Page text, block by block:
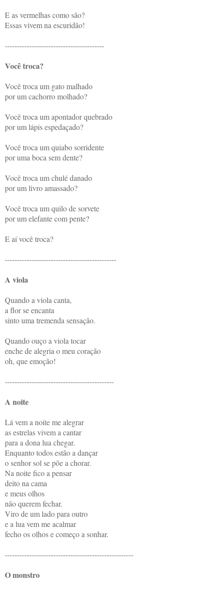
E as vermelhas como são?
Essas vivem na escuridão!
-----------------------------------------
Você troca?
Você troca um gato malhado
por um cachorro molhado?
Você troca um apontador quebrado
por um lápis espedaçado?
Você troca um quiabo sorridente
por uma boca sem dente?
Você troca um chulé danado
por um livro amassado?
Você troca um quilo de sorvete
por um elefante com pente?
E aí você troca?
----------------------------------------------
A viola
Quando a viola canta,
a flor se encanta
sinto uma tremenda sensação.
Quando ouço a viola tocar
enche de alegria o meu coração
oh, que emoção!
---------------------------------------------
A noite
Lá vem a noite me alegrar
as estrelas vivem a cantar
para a dona lua chegar.
Enquanto todos estão a dançar
o senhor sol se põe a chorar.
Na noite fico a pensar
deito na cama
e meus olhos
não querem fechar.
Viro de um lado para outro
e a lua vem me acalmar
fecho os olhos e começo a sonhar.
-----------------------------------------------------
O monstro